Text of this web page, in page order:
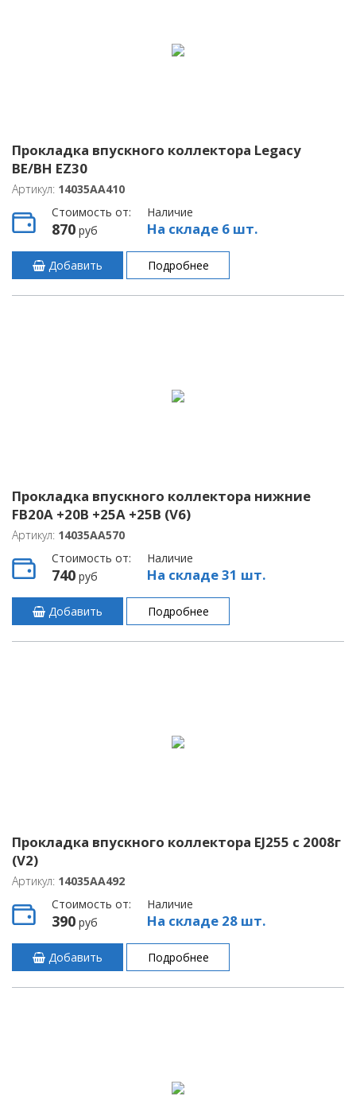
Прокладка впускного коллектора Legacy
BE/BH EZ30
Артикул: 14035AA410
Стоимость от:
870 руб
Наличие
На складе 6 шт.
Добавить Подробнее
Прокладка впускного коллектора нижние
FB20A +20B +25A +25B (V6)
Артикул: 14035AA570
Стоимость от:
740 руб
Наличие
На складе 31 шт.
Добавить Подробнее
Прокладка впускного коллектора EJ255 с 2008г
(V2)
Артикул: 14035AA492
Стоимость от:
390 руб
Наличие
На складе 28 шт.
Добавить Подробнее